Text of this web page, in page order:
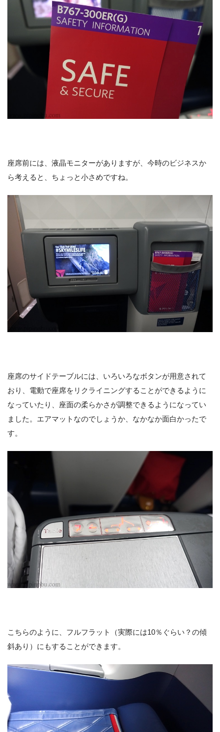
座席前には、液晶モニターがありますが、今時のビジネスか
ら考えると、ちょっと小さめですね。
座席のサイドテーブルには、いろいろなボタンが用意されて
おり、電動で座席をリクライニングすることができるように
なっていたり、座面の柔らかさが調整できるようになってい
ました。エアマットなのでしょうか、なかなか面白かったで
す。
こちらのように、フルフラット（実際には10％ぐらい？の傾
斜あり）にもすることができます。